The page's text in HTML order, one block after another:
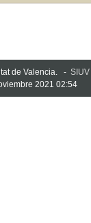
de Valencia. - SIUV
2021 02:54